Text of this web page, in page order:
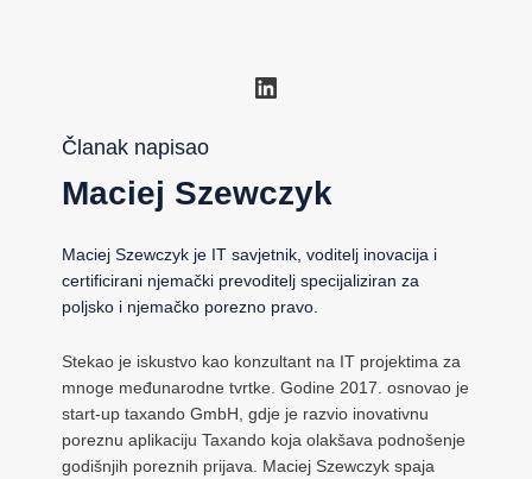
LinkedIn
Članak napisao
Maciej Szewczyk
Maciej Szewczyk je IT savjetnik, voditelj inovacija i
certificirani njemački prevoditelj specijaliziran za
poljsko i njemačko porezno pravo.
Stekao je iskustvo kao konzultant na IT projektima za
mnoge međunarodne tvrtke. Godine 2017. osnovao je
start-up taxando GmbH, gdje je razvio inovativnu
poreznu aplikaciju Taxando koja olakšava podnošenje
godišnjih poreznih prijava. Maciej Szewczyk spaja